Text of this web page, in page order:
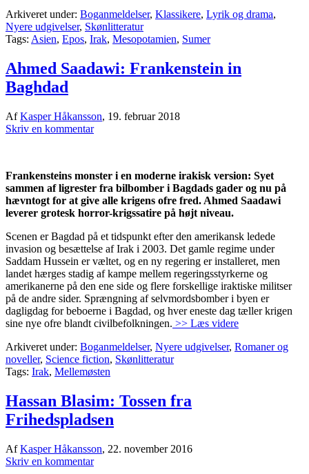
Arkiveret under: Boganmeldelser, Klassikere, Lyrik og drama,
Nyere udgivelser, Skønlitteratur
Tags: Asien, Epos, Irak, Mesopotamien, Sumer
Ahmed Saadawi: Frankenstein in
Baghdad
AfKasper Håkansson, 19. februar 2018
Skriv en kommentar
Frankensteins monster i en moderne irakisk version: Syet
sammen af ligrester fra bilbomber i Bagdads gader og nu på
hævntogt for at give alle krigens ofre fred. Ahmed Saadawi
leverer grotesk horror-krigssatire på højt niveau.
Scenen er Bagdad på et tidspunkt efter den amerikansk ledede
invasion og besættelse af Irak i 2003. Det gamle regime under
Saddam Hussein er væltet, og en ny regering er installeret, men
landet hærges stadig af kampe mellem regeringsstyrkerne og
amerikanerne på den ene side og flere forskellige iraktiske militser
på de andre sider. Sprængning af selvmordsbomber i byen er
dagligdag for beboerne i Bagdad, og hver eneste dag tæller krigen
sine nye ofre blandt civilbefolkningen. >> Læs videre
Arkiveret under: Boganmeldelser, Nyere udgivelser, Romaner og
noveller, Science fiction, Skønlitteratur
Tags: Irak, Mellemøsten
Hassan Blasim: Tossen fra
Frihedspladsen
AfKasper Håkansson, 22. november 2016
Skriv en kommentar